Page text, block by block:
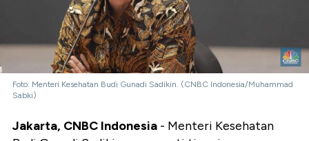
Foto: Menteri Kesehatan Budi Gunadi Sadikin. (CNBC Indonesia/Muhammad
Sabki)
Jakarta, CNBC Indonesia - Menteri Kesehatan